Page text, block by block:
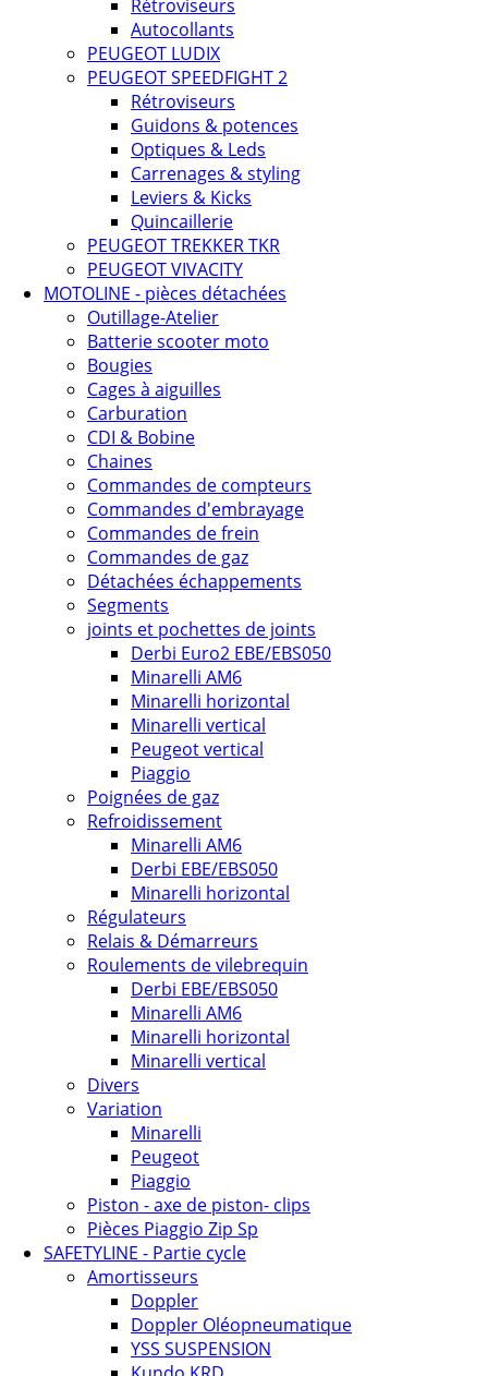
Rétroviseurs
Autocollants
PEUGEOT LUDIX
PEUGEOT SPEEDFIGHT 2
Rétroviseurs
Guidons & potences
Optiques & Leds
Carrenages & styling
Leviers & Kicks
Quincaillerie
PEUGEOT TREKKER TKR
PEUGEOT VIVACITY
MOTOLINE - pièces détachées
Outillage-Atelier
Batterie scooter moto
Bougies
Cages à aiguilles
Carburation
CDI & Bobine
Chaines
Commandes de compteurs
Commandes d'embrayage
Commandes de frein
Commandes de gaz
Détachées échappements
Segments
joints et pochettes de joints
Derbi Euro2 EBE/EBS050
Minarelli AM6
Minarelli horizontal
Minarelli vertical
Peugeot vertical
Piaggio
Poignées de gaz
Refroidissement
Minarelli AM6
Derbi EBE/EBS050
Minarelli horizontal
Régulateurs
Relais & Démarreurs
Roulements de vilebrequin
Derbi EBE/EBS050
Minarelli AM6
Minarelli horizontal
Minarelli vertical
Divers
Variation
Minarelli
Peugeot
Piaggio
Piston - axe de piston- clips
Pièces Piaggio Zip Sp
SAFETYLINE - Partie cycle
Amortisseurs
Doppler
Doppler Oléopneumatique
YSS SUSPENSION